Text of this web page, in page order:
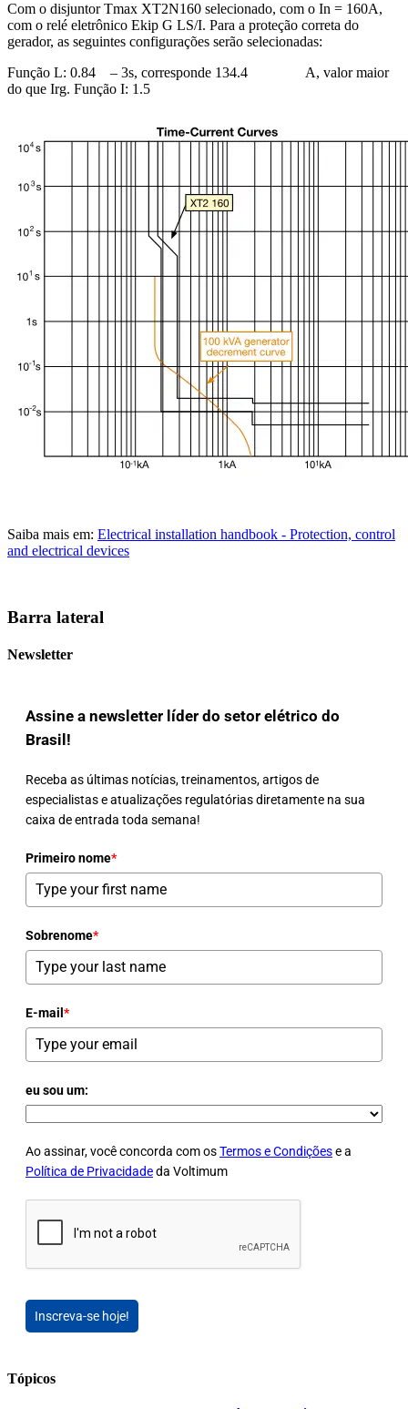
Com o disjuntor Tmax XT2N160 selecionado, com o In = 160A,
com o relé eletrônico Ekip G LS/I. Para a proteção correta do
gerador, as seguintes configurações serão selecionadas:
Função L: 0.84 – 3s, corresponde 134.4 A, valor maior
do que Irg. Função I: 1.5
Saiba mais em: Electrical installation handbook - Protection, control
and electrical devices
Barra lateral
Newsletter
Assine a newsletter líder do setor elétrico do
Brasil!
Receba as últimas notícias, treinamentos, artigos de
especialistas e atualizações regulatórias diretamente na sua
caixa de entrada toda semana!
Primeiro nome*
Sobrenome*
E-mail *
eu sou um:
Ao assinar, você concorda com osTermos e Condiçõese a
Política de Privacidadeda Voltimum
Inscreva-se hoje!
Tópicos